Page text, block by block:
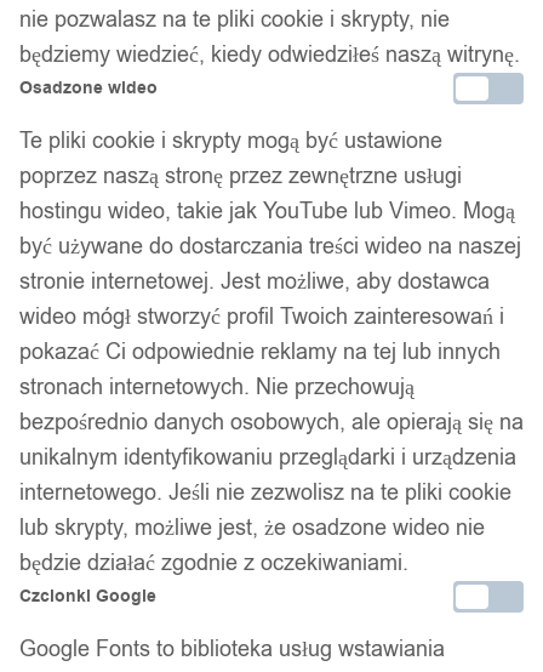
Facebook
Dane firmy:
Nazwa:IT&IMPORT Kajetan Sikorski
nie pozwalasz na te pliki cookie i skrypty, nie
będziemy wiedzieć, kiedy odwiedziłeś naszą witrynę.
Osadzone wideo
Te pliki cookie i skrypty mogą być ustawione
poprzez naszą stronę przez zewnętrzne usługi
hostingu wideo, takie jak YouTube lub Vimeo. Mogą
być używane do dostarczania treści wideo na naszej
stronie internetowej. Jest możliwe, aby dostawca
wideo mógł stworzyć profil Twoich zainteresowań i
pokazać Ci odpowiednie reklamy na tej lub innych
stronach internetowych. Nie przechowują
bezpośrednio danych osobowych, ale opierają się na
unikalnym identyfikowaniu przeglądarki i urządzenia
internetowego. Jeśli nie zezwolisz na te pliki cookie
lub skrypty, możliwe jest, że osadzone wideo nie
będzie działać zgodnie z oczekiwaniami.
Czcionki Google
Google Fonts to biblioteka usług wstawiania